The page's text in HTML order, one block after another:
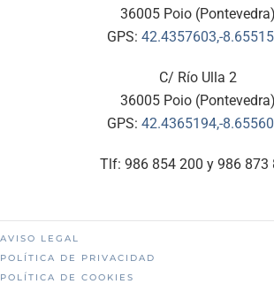
36005 Poio (Pontevedra)
GPS: 42.4357603,-
C/ Río Ulla 2
36005 Poio (Pontevedra)
GPS: 42.4365194,-
Tlf: 986 854 200 y 986 873
AVISO LEGAL
POLÍTICA DE PRIVACIDAD
POLÍTICA DE COOKIES